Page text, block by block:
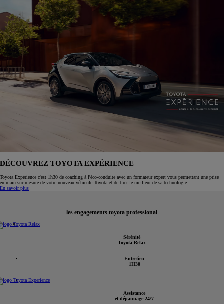
DÉCOUVREZ TOYOTA EXPÉRIENCE
Toyota Expérience c'est 1h30 de coaching à l'éco-conduite avec un formateur expert vous permettant une prise
en main sur mesure de votre nouveau véhicule Toyota et de tirer le meilleur de sa technologie.
En savoir plus
les engagements toyota professional
Sérénité
Toyota Relax
Entretien
1H30
Assistance
et dépannage 24/7